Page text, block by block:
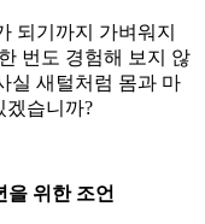
되기까지 가벼워지
번도 경험해 보지 않
실 새털처럼 몸과 마
겠습니까?
을 위한 조언